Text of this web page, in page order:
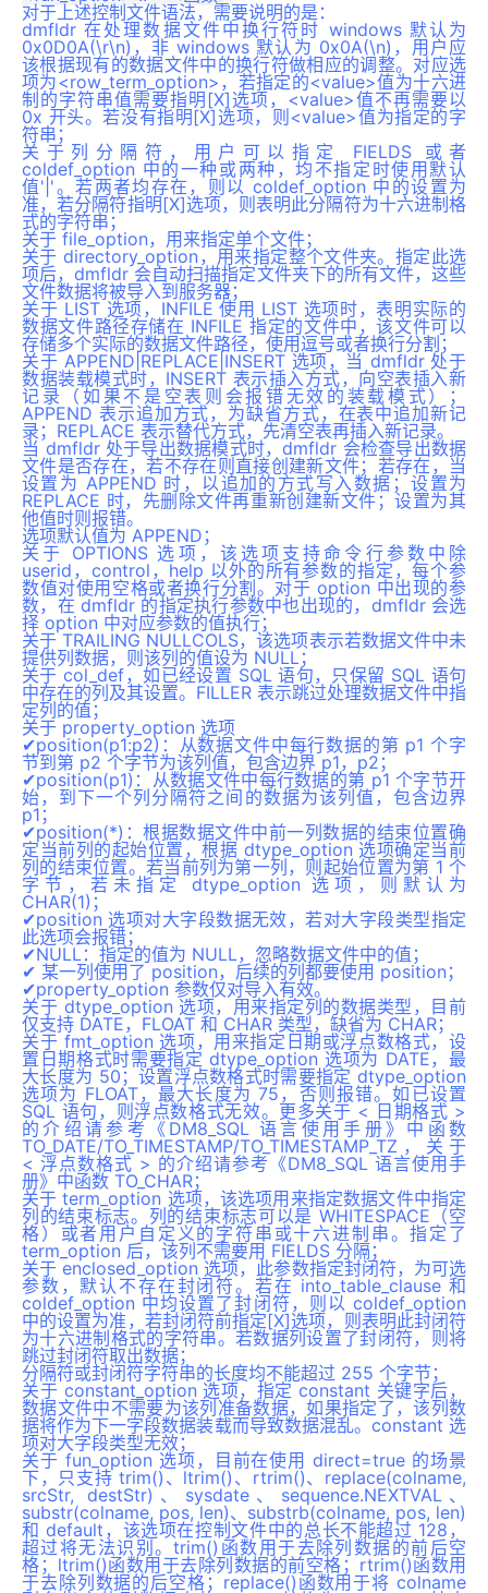
对于上述控制文件语法，需要说明的是：
dmfldr 在处理数据文件中换行符时 windows 默认为
0x0D0A(\r\n)，非 windows 默认为 0x0A(\n)，用户应
该根据现有的数据文件中的换行符做相应的调整。对应选
项为<row_term_option>，若指定的<value>值为十六进
制的字符串值需要指明[X]选项，<value>值不再需要以
0x 开头。若没有指明[X]选项，则<value>值为指定的字
符串；
关于列分隔符，用户可以指定 FIELDS 或者
coldef_option 中的一种或两种，均不指定时使用默认
值'|'。若两者均存在，则以 coldef_option 中的设置为
准，若分隔符指明[X]选项，则表明此分隔符为十六进制格
式的字符串；
关于 file_option，用来指定单个文件；
关于 directory_option，用来指定整个文件夹。指定此选
项后，dmfldr 会自动扫描指定文件夹下的所有文件，这些
文件数据将被导入到服务器；
关于 LIST 选项，INFILE 使用 LIST 选项时，表明实际的
数据文件路径存储在 INFILE 指定的文件中，该文件可以
存储多个实际的数据文件路径，使用逗号或者换行分割；
关于 APPEND|REPLACE|INSERT 选项，当 dmfldr 处于
数据装载模式时，INSERT 表示插入方式，向空表插入新
记录（如果不是空表则会报错无效的装载模式）；
APPEND 表示追加方式，为缺省方式，在表中追加新记
录；REPLACE 表示替代方式，先清空表再插入新记录。
当 dmfldr 处于导出数据模式时，dmfldr 会检查导出数据
文件是否存在，若不存在则直接创建新文件；若存在，当
设置为 APPEND 时，以追加的方式写入数据；设置为
REPLACE 时，先删除文件再重新创建新文件；设置为其
他值时则报错。
选项默认值为 APPEND；
关于 OPTIONS 选项，该选项支持命令行参数中除
userid，control，help 以外的所有参数的指定，每个参
数值对使用空格或者换行分割。对于 option 中出现的参
数，在 dmfldr 的指定执行参数中也出现的，dmfldr 会选
择 option 中对应参数的值执行；
关于 TRAILING NULLCOLS，该选项表示若数据文件中未
提供列数据，则该列的值设为 NULL；
关于 col_def，如已经设置 SQL 语句，只保留 SQL 语句
中存在的列及其设置。FILLER 表示跳过处理数据文件中指
定列的值；
关于 property_option 选项
✔position(p1:p2)：从数据文件中每行数据的第 p1 个字
节到第 p2 个字节为该列值，包含边界 p1，p2；
✔position(p1)：从数据文件中每行数据的第 p1 个字节开
始，到下一个列分隔符之间的数据为该列值，包含边界
p1；
✔position(*)：根据数据文件中前一列数据的结束位置确
定当前列的起始位置，根据 dtype_option 选项确定当前
列的结束位置。若当前列为第一列，则起始位置为第 1 个
字节，若未指定 dtype_option 选项，则默认为
CHAR(1)；
✔position 选项对大字段数据无效，若对大字段类型指定
此选项会报错；
✔NULL：指定的值为 NULL，忽略数据文件中的值；
✔ 某一列使用了 position，后续的列都要使用 position；
✔property_option 参数仅对导入有效。
关于 dtype_option 选项，用来指定列的数据类型，目前
仅支持 DATE，FLOAT 和 CHAR 类型，缺省为 CHAR；
关于 fmt_option 选项，用来指定日期或浮点数格式，设
置日期格式时需要指定 dtype_option 选项为 DATE，最
大长度为 50；设置浮点数格式时需要指定 dtype_option
选项为 FLOAT，最大长度为 75，否则报错。如已设置
SQL 语句，则浮点数格式无效。更多关于 < 日期格式 >
的介绍请参考《DM8_SQL 语言使用手册》中函数
TO_DATE/TO_TIMESTAMP/TO_TIMESTAMP_TZ，关于
< 浮点数格式 > 的介绍请参考《DM8_SQL 语言使用手
册》中函数 TO_CHAR；
关于 term_option 选项，该选项用来指定数据文件中指定
列的结束标志。列的结束标志可以是 WHITESPACE（空
格）或者用户自定义的字符串或十六进制串。指定了
term_option 后，该列不需要用 FIELDS 分隔；
关于 enclosed_option 选项，此参数指定封闭符，为可选
参数，默认不存在封闭符。若在 into_table_clause 和
coldef_option 中均设置了封闭符，则以 coldef_option
中的设置为准，若封闭符前指定[X]选项，则表明此封闭符
为十六进制格式的字符串。若数据列设置了封闭符，则将
跳过封闭符取出数据；
分隔符或封闭符字符串的长度均不能超过 255 个字节；
关于 constant_option 选项，指定 constant 关键字后，
数据文件中不需要为该列准备数据，如果指定了，该列数
据将作为下一字段数据装载而导致数据混乱。constant 选
项对大字段类型无效；
关于 fun_option 选项，目前在使用 direct=true 的场景
下，只支持 trim()、ltrim()、rtrim()、replace(colname,
srcStr, destStr)、sysdate、sequence.NEXTVAL、
substr(colname, pos, len)、substrb(colname, pos, len)
和 default，该选项在控制文件中的总长不能超过 128，
超过将无法识别。trim()函数用于去除列数据的前后空
格；ltrim()函数用于去除列数据的前空格；rtrim()函数用
于去除列数据的后空格；replace()函数用于将 colname